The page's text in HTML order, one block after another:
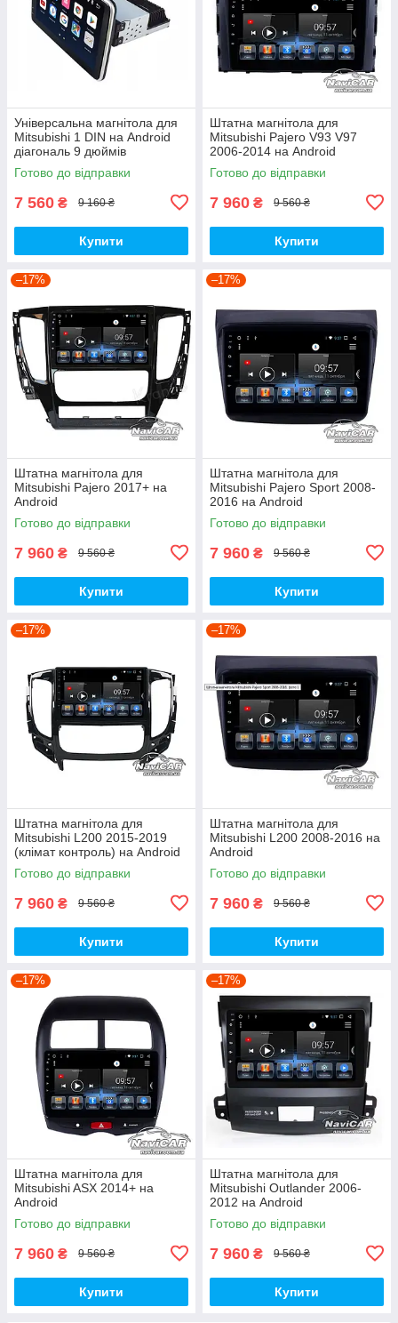
Універсальна магнітола для
Mitsubishi 1 DIN на Android
діагональ 9 дюймів
Готово до відправки
7 560 ₴ 9 160 ₴
Купити
Штатна магнітола для
Mitsubishi Pajero V93 V97
2006-2014 на Android
Готово до відправки
7 960 ₴ 9 560 ₴
Купити
–17%
Штатна магнітола для
Mitsubishi Pajero 2017+ на
Android
Готово до відправки
7 960 ₴ 9 560 ₴
Купити
–17%
Штатна магнітола для
Mitsubishi Pajero Sport 2008-
2016 на Android
Готово до відправки
7 960 ₴ 9 560 ₴
Купити
–17%
Штатна магнітола для
Mitsubishi L200 2015-2019
(клімат контроль) на Android
Готово до відправки
7 960 ₴ 9 560 ₴
Купити
–17%
Штатна магнітола для
Mitsubishi L200 2008-2016 на
Android
Готово до відправки
7 960 ₴ 9 560 ₴
Купити
–17%
Штатна магнітола для
Mitsubishi ASX 2014+ на
Android
Готово до відправки
7 960 ₴ 9 560 ₴
Купити
–17%
Штатна магнітола для
Mitsubishi Outlander 2006-
2012 на Android
Готово до відправки
7 960 ₴ 9 560 ₴
Купити